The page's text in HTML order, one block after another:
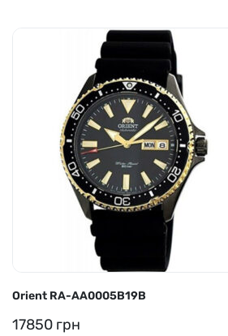
Orient RA-AA0005B19B
17850 грн